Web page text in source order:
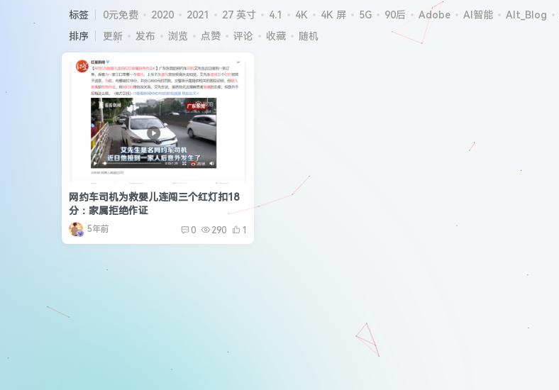
标签 0元免费 2020 2021 27 英寸 4.1 4K 4K 屏 5G 90后 Adobe AI智能 Alt_Blog
排序
更新 发布 浏览 点赞 评论 收藏 随机
网约车司机为救婴儿连闯三个红灯扣18
分：家属拒绝作证
5年前 0 290 1